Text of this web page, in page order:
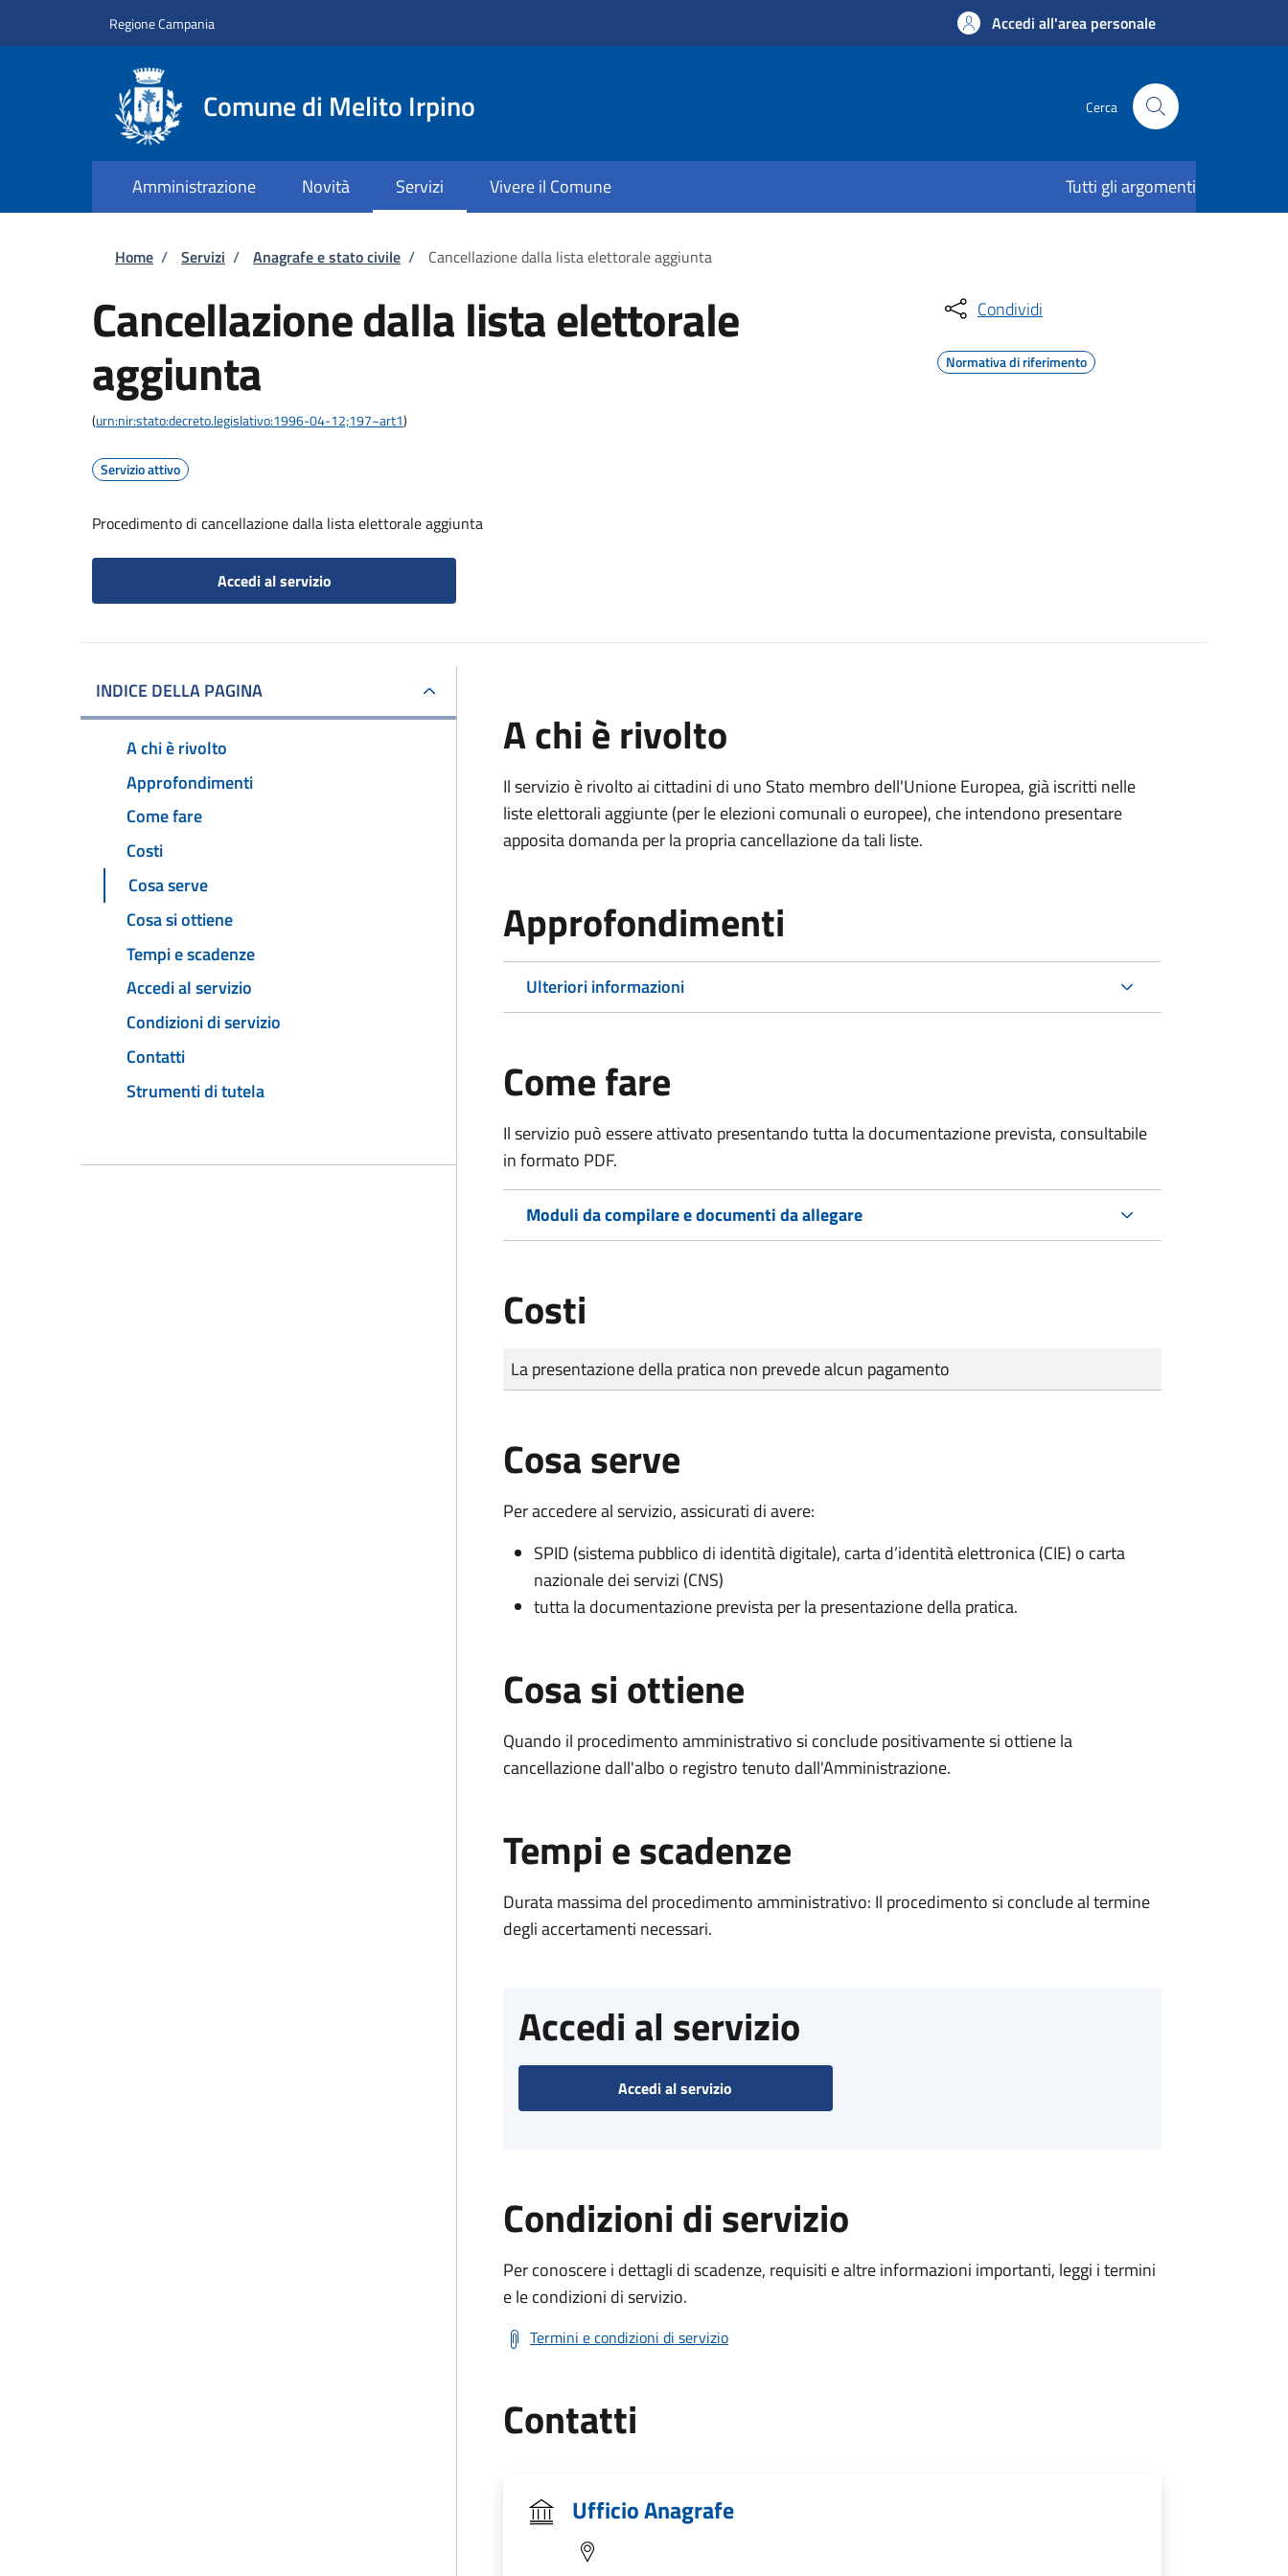
Regione Campania Accedi all'area personale
Comune di Melito Irpino Cerca
Amministrazione Novità Servizi Vivere il Comune Tutti gli argomenti
Briciole di pane
Home / Servizi / Anagrafe e stato civile / Cancellazione dalla lista elettorale aggiunta
Cancellazione dalla lista elettorale
aggiunta
(urn:nir:stato:decreto.legislativo:1996-04-12;197~art1)
Servizio attivo
Procedimento di cancellazione dalla lista elettorale aggiunta
Accedi al servizio
Condividi
Normativa di riferimento
INDICE DELLA PAGINA
A chi è rivolto
Approfondimenti
Come fare
Costi
Cosa serve
Cosa si ottiene
Tempi e scadenze
Accedi al servizio
Condizioni di servizio
Contatti
Strumenti di tutela
A chi è rivolto
Il servizio è rivolto ai cittadini di uno Stato membro dell'Unione Europea, già iscritti nelle
liste elettorali aggiunte (per le elezioni comunali o europee), che intendono presentare
apposita domanda per la propria cancellazione da tali liste.
Approfondimenti
Ulteriori informazioni
Come fare
Il servizio può essere attivato presentando tutta la documentazione prevista, consultabile
in formato PDF.
Moduli da compilare e documenti da allegare
Costi
Tipo di pagamento
Importo
La presentazione della pratica non prevede alcun pagamento
Cosa serve
Per accedere al servizio, assicurati di avere:
SPID (sistema pubblico di identità digitale), carta d’identità elettronica (CIE) o carta
nazionale dei servizi (CNS)
tutta la documentazione prevista per la presentazione della pratica.
Cosa si ottiene
Quando il procedimento amministrativo si conclude positivamente si ottiene la
cancellazione dall'albo o registro tenuto dall'Amministrazione.
Tempi e scadenze
Durata massima del procedimento amministrativo: Il procedimento si conclude al termine
degli accertamenti necessari.
Accedi al servizio
Accedi al servizio
Condizioni di servizio
Per conoscere i dettagli di scadenze, requisiti e altre informazioni importanti, leggi i termini
e le condizioni di servizio.
Termini e condizioni di servizio
Contatti
Ufficio Anagrafe